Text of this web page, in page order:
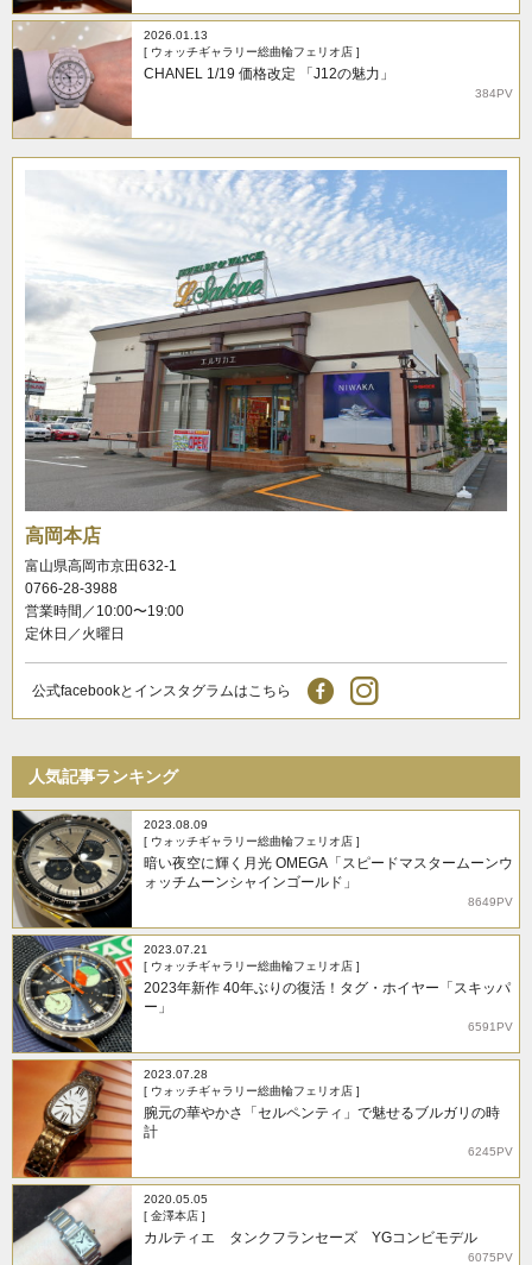
2026.01.13
[ ウォッチギャラリー総曲輪フェリオ店 ]
CHANEL 1/19 価格改定 「J12の魅力」
384PV
高岡本店
富山県高岡市京田632-1
0766-28-3988
営業時間／10:00〜19:00
定休日／火曜日
公式facebookとインスタグラムはこちら
人気記事ランキング
2023.08.09
[ ウォッチギャラリー総曲輪フェリオ店 ]
暗い夜空に輝く月光 OMEGA「スピードマスタームーンウ
ォッチムーンシャインゴールド」
8649PV
2023.07.21
[ ウォッチギャラリー総曲輪フェリオ店 ]
2023年新作 40年ぶりの復活！タグ・ホイヤー「スキッパ
ー」
6591PV
2023.07.28
[ ウォッチギャラリー総曲輪フェリオ店 ]
腕元の華やかさ「セルペンティ」で魅せるブルガリの時
計
6245PV
2020.05.05
[ 金澤本店 ]
カルティエ タンクフランセーズ YGコンビモデル
6075PV